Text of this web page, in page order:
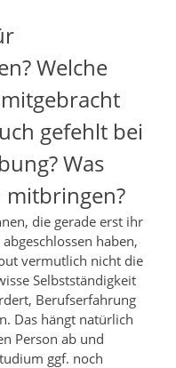
Welche
gefehlt bei
Was
mitbringen?
die gerade erst ihr
haben,
vermutlich nicht die
Selbstständigkeit
Berufserfahrung
Das hängt natürlich
Person ab und
ggf. noch